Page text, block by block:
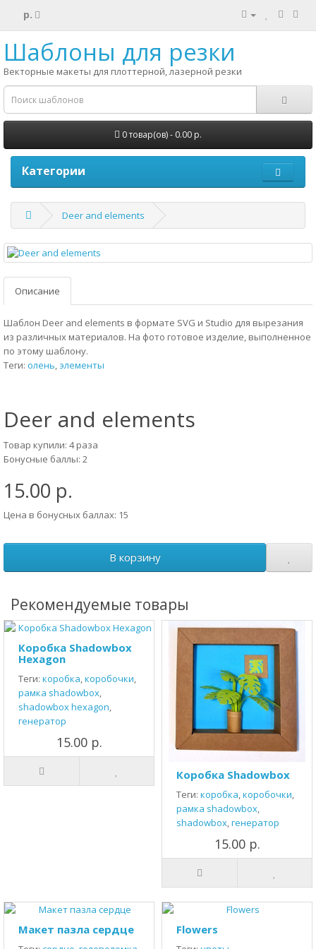
р.
Шаблоны для резки
Векторные макеты для плоттерной, лазерной резки
0 товар(ов) - 0.00 р.
Категории
Deer and elements
Описание
Шаблон Deer and elements в формате SVG и Studio для вырезания
из различных материалов. На фото готовое изделие, выполненное
по этому шаблону.
Теги: олень, элементы
Deer and elements
Товар купили: 4 раза
Бонусные баллы: 2
15.00 р.
Цена в бонусных баллах: 15
В корзину
Рекомендуемые товары
Коробка Shadowbox
Hexagon
Теги: коробка,коробочки,
рамка shadowbox,
shadowbox hexagon,
генератор
15.00 р.
Коробка Shadowbox
Теги: коробка,коробочки,
рамка shadowbox,
shadowbox,генератор
15.00 р.
Макет пазла сердце Flowers